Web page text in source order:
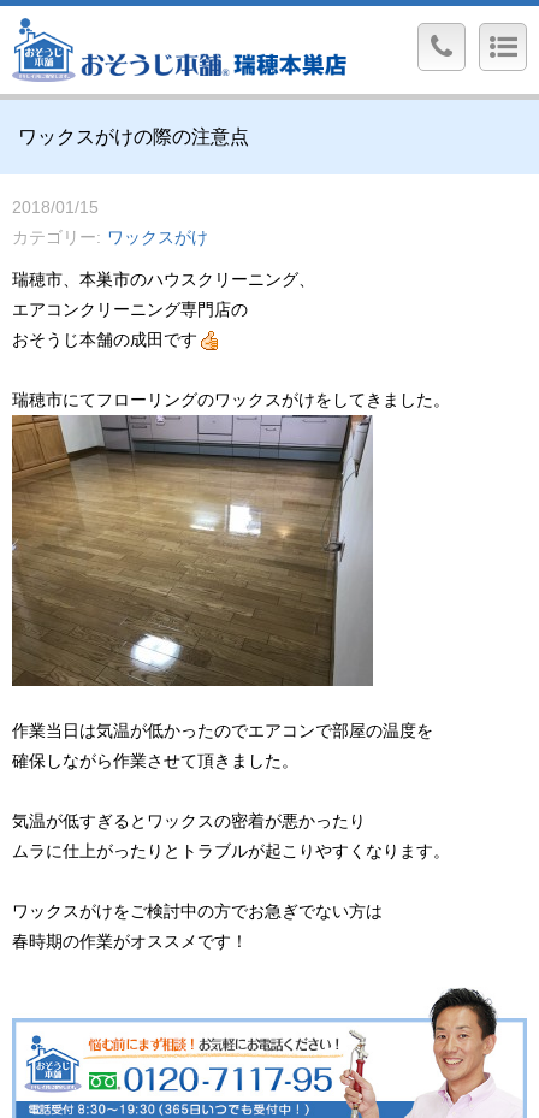
ワックスがけの際の注意点
2018/01/15
カテゴリー
ワックスがけ
瑞穂市、本巣市のハウスクリーニング、
エアコンクリーニング専門店の
おそうじ本舗の成田です
瑞穂市にてフローリングのワックスがけをしてきました。
作業当日は気温が低かったのでエアコンで部屋の温度を
確保しながら作業させて頂きました。
気温が低すぎるとワックスの密着が悪かったり
ムラに仕上がったりとトラブルが起こりやすくなります。
ワックスがけをご検討中の方でお急ぎでない方は
春時期の作業がオススメです！